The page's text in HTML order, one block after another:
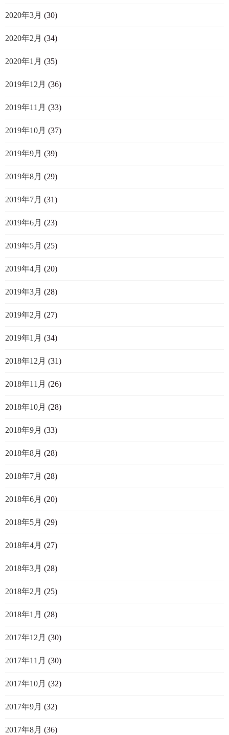
2020年3月 (30)
2020年2月 (34)
2020年1月 (35)
2019年12月 (36)
2019年11月 (33)
2019年10月 (37)
2019年9月 (39)
2019年8月 (29)
2019年7月 (31)
2019年6月 (23)
2019年5月 (25)
2019年4月 (20)
2019年3月 (28)
2019年2月 (27)
2019年1月 (34)
2018年12月 (31)
2018年11月 (26)
2018年10月 (28)
2018年9月 (33)
2018年8月 (28)
2018年7月 (28)
2018年6月 (20)
2018年5月 (29)
2018年4月 (27)
2018年3月 (28)
2018年2月 (25)
2018年1月 (28)
2017年12月 (30)
2017年11月 (30)
2017年10月 (32)
2017年9月 (32)
2017年8月 (36)